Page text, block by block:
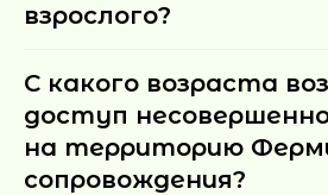
взрослого?
С какого возраста
доступ
на территорию
сопровождения?